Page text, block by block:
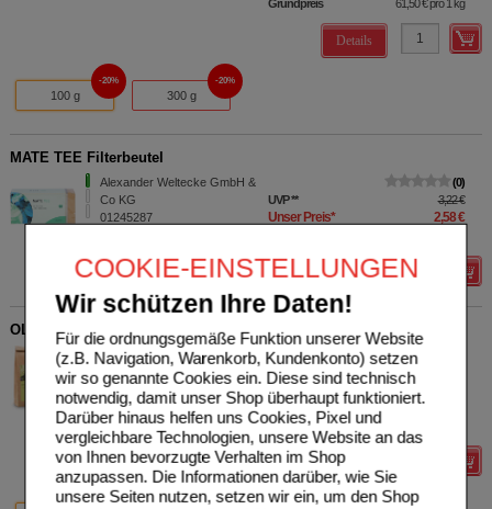
COOKIE-EINSTELLUNGEN
Wir schützen Ihre Daten!
Für die ordnungsgemäße Funktion unserer Website
(z.B. Navigation, Warenkorb, Kundenkonto) setzen
wir so genannte Cookies ein. Diese sind technisch
notwendig, damit unser Shop überhaupt funktioniert.
Darüber hinaus helfen uns Cookies, Pixel und
vergleichbare Technologien, unsere Website an das
von Ihnen bevorzugte Verhalten im Shop
anzupassen. Die Informationen darüber, wie Sie
unsere Seiten nutzen, setzen wir ein, um den Shop
Grundpreis
61,50 €pro 1 kg
Details
100 g
20%
300 g
20%
MATE TEE Filterbeutel
Alexander Weltecke GmbH &
Co KG
01245287
0
UVP** 3,22 €
Unser Preis* 2,58 €
Details
OLIVENBLÄTTER Tee Bio
Alexander Weltecke GmbH &
Co KG
12357842
70g Tee
UVP **
Unser Preis *
Sie sparen
Grundpreis
Details
20% 20% 20%